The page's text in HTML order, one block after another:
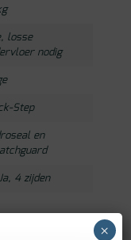
losse
nodig
Step
en
Ja, 4 zijden
×